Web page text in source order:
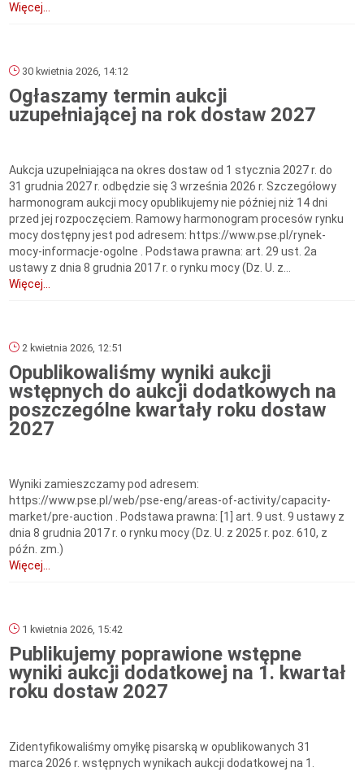
Więcej...
30 kwietnia 2026, 14:12
Ogłaszamy termin aukcji
uzupełniającej na rok dostaw 2027
Aukcja uzupełniająca na okres dostaw od 1 stycznia 2027 r. do
31 grudnia 2027 r. odbędzie się 3 września 2026 r. Szczegółowy
harmonogram aukcji mocy opublikujemy nie później niż 14 dni
przed jej rozpoczęciem. Ramowy harmonogram procesów rynku
mocy dostępny jest pod adresem: https://www.pse.pl/rynek-
mocy-informacje-ogolne . Podstawa prawna: art. 29 ust. 2a
ustawy z dnia 8 grudnia 2017 r. o rynku mocy (Dz. U. z...
Więcej...
2 kwietnia 2026, 12:51
Opublikowaliśmy wyniki aukcji
wstępnych do aukcji dodatkowych na
poszczególne kwartały roku dostaw
2027
Wyniki zamieszczamy pod adresem:
https://www.pse.pl/web/pse-eng/areas-of-activity/capacity-
market/pre-auction . Podstawa prawna: [1] art. 9 ust. 9 ustawy z
dnia 8 grudnia 2017 r. o rynku mocy (Dz. U. z 2025 r. poz. 610, z
późn. zm.)
Więcej...
1 kwietnia 2026, 15:42
Publikujemy poprawione wstępne
wyniki aukcji dodatkowej na 1. kwartał
roku dostaw 2027
Zidentyfikowaliśmy omyłkę pisarską w opublikowanych 31
marca 2026 r. wstępnych wynikach aukcji dodatkowej na 1.